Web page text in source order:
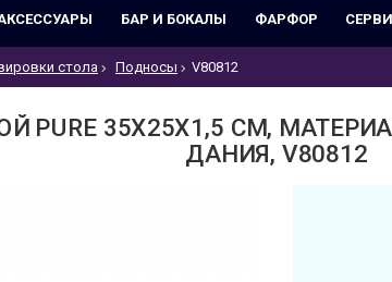
БАР И БОКАЛЫ ФАРФОР
стола Подносы V80812
35Х25Х1,5 СМ,
ДАНИЯ, V80812